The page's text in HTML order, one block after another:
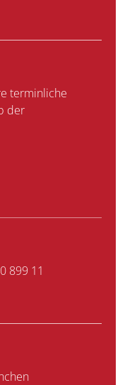
terminliche
der
899 11